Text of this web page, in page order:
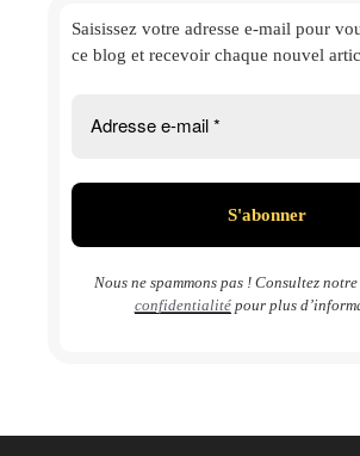
Saisissez votre adresse e-mail pour
ce blog et recevoir chaque nouvel
Nous ne spammons pas ! Consultez notre
confidentialitépour plus